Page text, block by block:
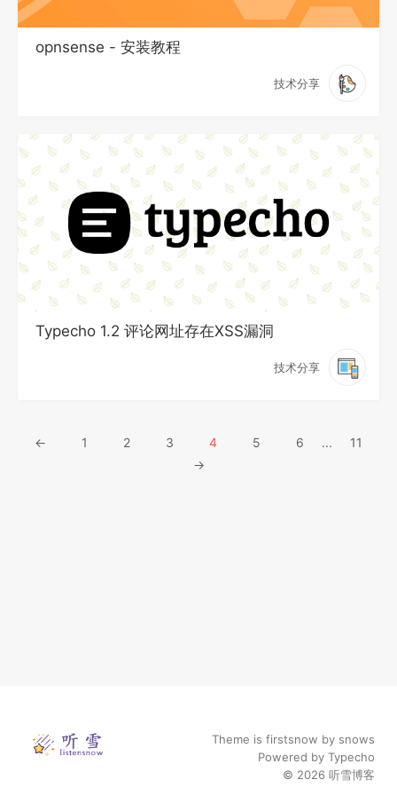
opnsense - 安装教程
技术分享
Typecho 1.2 评论网址存在XSS漏洞
技术分享
← 1 2 3 4 5 6 ...
11
→
Theme is firstsnow by snows
Powered by Typecho
© 2026 听雪博客